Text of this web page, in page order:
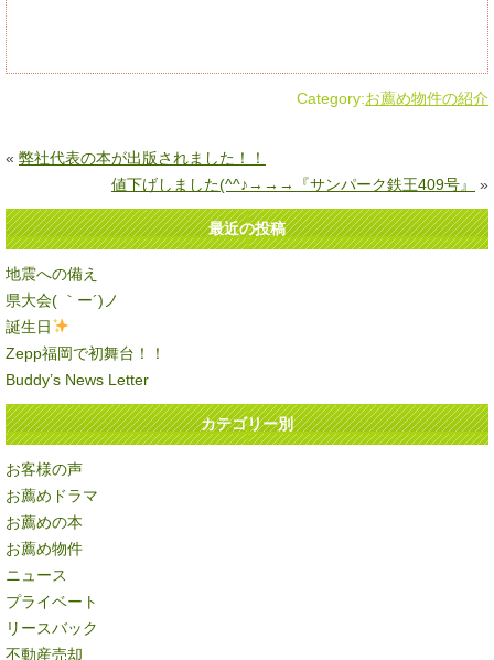
Category:お薦め物件の紹介
« 弊社代表の本が出版されました！！
値下げしました(^^♪→→→『サンパーク鉄王409号』
»
最近の投稿
地震への備え
県大会( ｀ー´)ノ
誕生日
Zepp福岡で初舞台！！
Buddy’s News Letter
カテゴリー別
お客様の声
お薦めドラマ
お薦めの本
お薦め物件
ニュース
プライベート
リースバック
不動産売却